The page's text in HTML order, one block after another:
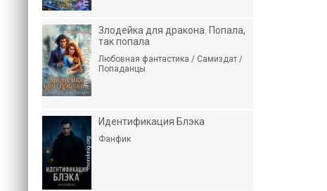
Злодейка для дракона. Попала,
так попала
Любовная фантастика / Самиздат /
Попаданцы
Идентификация Блэка
Фанфик